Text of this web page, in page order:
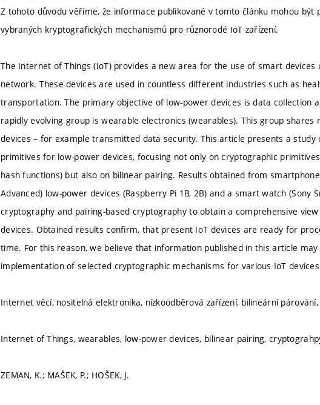
Z tohoto důvodu věříme, že informace publikované v tomto článku mohou být
vybraných kryptografických mechanismů pro různorodé IoT zařízení.
The Internet of Things (IoT) provides a new area for the use of smart devices
network. These devices are used in countless different industries such as
transportation. The primary objective of low-power devices is data collection
rapidly evolving group is wearable electronics (wearables). This group
devices – for example transmitted data security. This article presents a
primitives for low-power devices, focusing not only on cryptographic
hash functions) but also on bilinear pairing. Results obtained from
Advanced) low-power devices (Raspberry Pi 1B, 2B) and a smart watch
cryptography and pairing-based cryptography to obtain a comprehensive
devices. Obtained results confirm, that present IoT devices are ready for
time. For this reason, we believe that information published in this article
implementation of selected cryptographic mechanisms for various IoT
Internet věcí, nositelná elektronika, nízkoodběrová zařízení, bilineární
Internet of Things, wearables, low-power devices, bilinear pairing,
ZEMAN, K.; MAŠEK, P.; HOŠEK, J.